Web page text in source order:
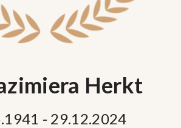
Herkt
- 29.12.2024